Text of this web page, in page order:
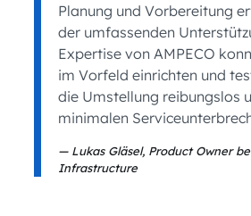
Planung und Vorbereitung
der umfassenden
Expertise von AMPECO
im Vorfeld einrichten und
die Umstellung reibungslos
minimalen
Lukas Gläsel, Product Owner
Infrastructure